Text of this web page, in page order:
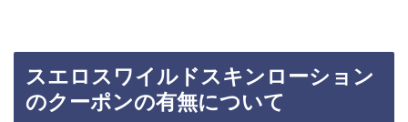
スエロスワイルドスキンローション
のクーポンの有無について